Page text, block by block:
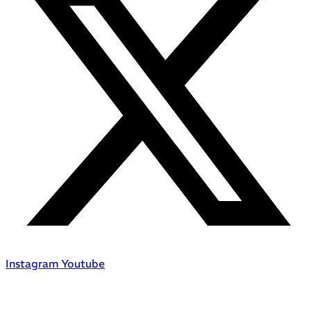
Instagram Youtube